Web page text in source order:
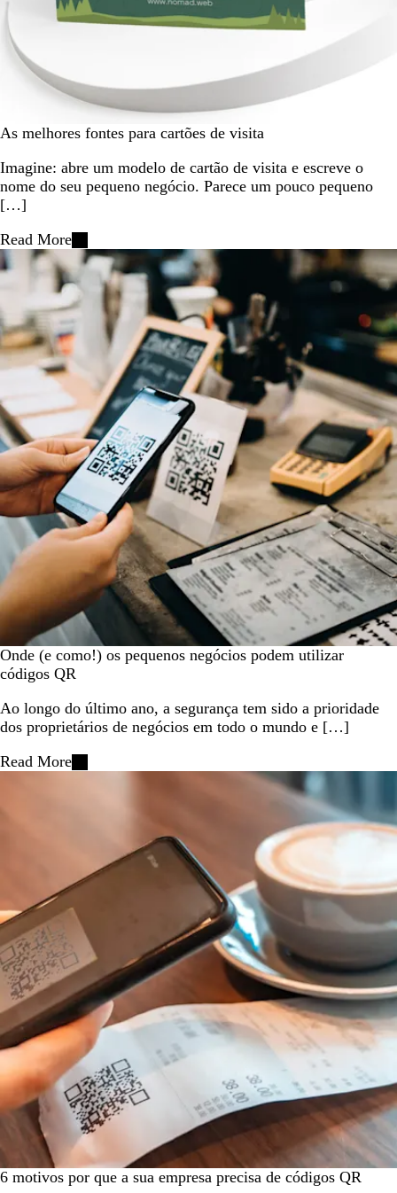
As melhores fontes para cartões de visita
Imagine: abre um modelo de cartão de visita e escreve o
nome do seu pequeno negócio. Parece um pouco pequeno
[…]
Read More
Onde (e como!) os pequenos negócios podem utilizar
códigos QR
Ao longo do último ano, a segurança tem sido a prioridade
dos proprietários de negócios em todo o mundo e […]
Read More
6 motivos por que a sua empresa precisa de códigos QR